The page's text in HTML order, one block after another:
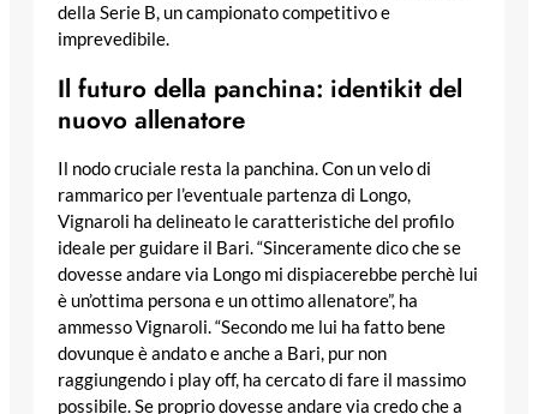
della Serie B, un campionato competitivo e
imprevedibile.
Il futuro della panchina: identikit del
nuovo allenatore
Il nodo cruciale resta la panchina. Con un velo di
rammarico per l’eventuale partenza di Longo,
Vignaroli ha delineato le caratteristiche del profilo
ideale per guidare il Bari. “Sinceramente dico che se
dovesse andare via Longo mi dispiacerebbe perchè lui
è un’ottima persona e un ottimo allenatore”, ha
ammesso Vignaroli. “Secondo me lui ha fatto bene
dovunque è andato e anche a Bari, pur non
raggiungendo i play off, ha cercato di fare il massimo
possibile. Se proprio dovesse andare via credo che a